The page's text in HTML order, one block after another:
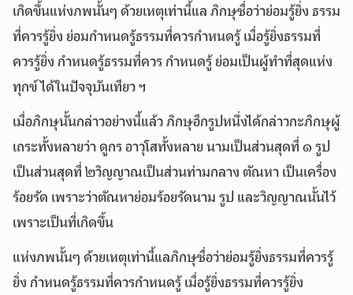
เกิดขึ้นแห่งภพนั้นๆ ด้วยเหตุเท่านี้แล ภิกษุชื่อว่าย่อมรู้ยิ่ง ธรรม
ที่ควรรู้ยิ่ง ย่อมกำหนดรู้ธรรมที่ควรกำหนดรู้ เมื่อรู้ยิ่งธรรมที่
ควรรู้ยิ่ง กำหนดรู้ธรรมที่ควร กำหนดรู้ ย่อมเป็นผู้ทำที่สุดแห่ง
ทุกข์ได้ในปัจจุบันเทียว ฯ
เมื่อภิกษุนั้นกล่าวอย่างนี้แล้ว ภิกษุอีกรูปหนึ่งได้กล่าวกะภิกษุผู้
เถระทั้งหลายว่า ดูกร อาวุโสทั้งหลาย นามเป็นส่วนสุดที่ ๑ รูป
เป็นส่วนสุดที่ ๒วิญญาณเป็นส่วนท่ามกลาง ตัณหา เป็นเครื่อง
ร้อยรัด เพราะว่าตัณหาย่อมร้อยรัดนาม รูป และวิญญาณนั้นไว้
เพราะเป็นที่เกิดขึ้น
แห่งภพนั้นๆ ด้วยเหตุเท่านี้แลภิกษุชื่อว่าย่อมรู้ยิ่งธรรมที่ควรรู้
ยิ่ง กำหนดรู้ธรรมที่ควรกำหนดรู้ เมื่อรู้ยิ่งธรรมที่ควรรู้ยิ่ง